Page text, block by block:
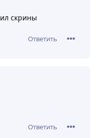
скрины
Ответить
Ответить